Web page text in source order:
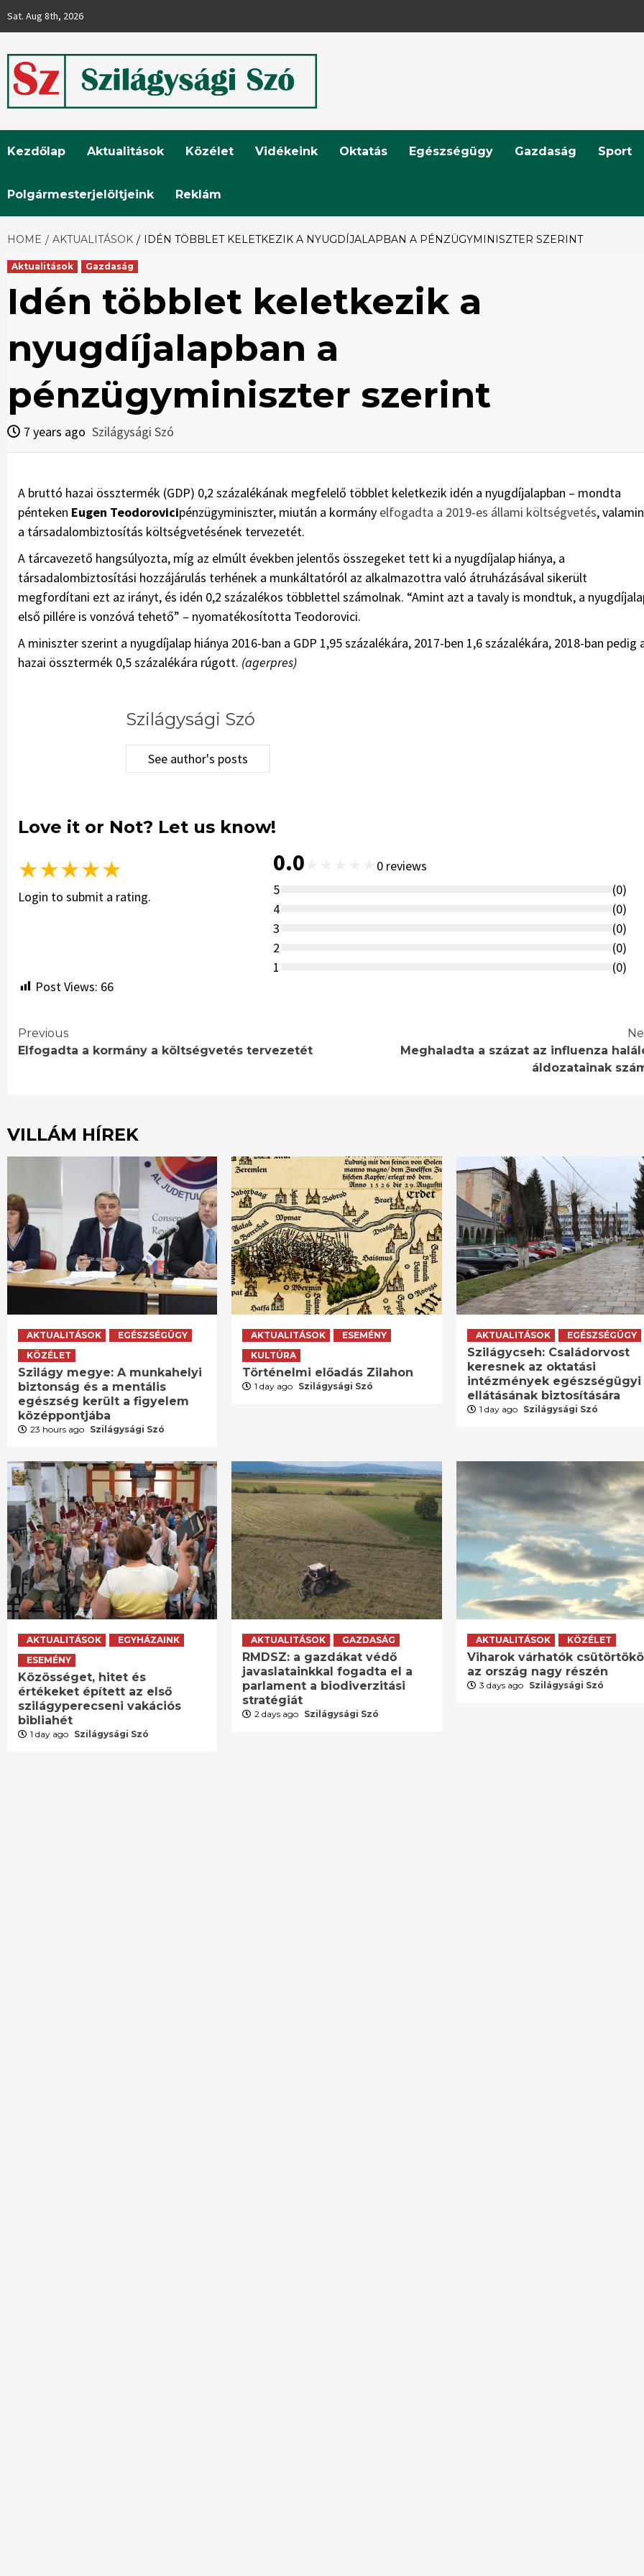
Sat. Aug 8th, 2026
Szilágysági
Szó
Kezdőlap Aktualitások Közélet Vidékeink Oktatás Egészségügy Gazdaság Sport
Polgármesterjelöltjeink Reklám
HOME AKTUALITÁSOK IDÉN TÖBBLET KELETKEZIK A NYUGDÍJALAPBAN A PÉNZÜGYMINISZTER SZERINT
Aktualitások Gazdaság
Idén többlet keletkezik a
nyugdíjalapban a
pénzügyminiszter szerint
7 years ago Szilágysági Szó
A bruttó hazai össztermék (GDP) 0,2 százalékának megfelelő többlet keletkezik idén a nyugdíjalapban – mondta
pénteken Eugen Teodorovicipénzügyminiszter, miután a kormány elfogadta a 2019-es állami költségvetés,
a társadalombiztosítás költségvetésének tervezetét.
A tárcavezető hangsúlyozta, míg az elmúlt években jelentős összegeket tett ki a nyugdíjalap hiánya, a
társadalombiztosítási hozzájárulás terhének a munkáltatóról az alkalmazottra való átruházásával sikerült
megfordítani ezt az irányt, és idén 0,2 százalékos többlettel számolnak. “Amint azt a tavaly is mondtuk, a
első pillére is vonzóvá tehető” – nyomatékosította Teodorovici.
A miniszter szerint a nyugdíjalap hiánya 2016-ban a GDP 1,95 százalékára, 2017-ben 1,6 százalékára, 2018-ban pedig
hazai össztermék 0,5 százalékára rúgott. (agerpres)
Szilágysági Szó
See author's posts
Love it or Not? Let us know!
★★★★★
Login to submit a rating.
0.0 0 reviews
5
(0)
4
(0)
3
(0)
2
(0)
1
(0)
Post Views: 66
Continue
Previous
Elfogadta a kormány a költségvetés tervezetét
Meghaladta a százat az influenza
áldozatainak
VILLÁM HÍREK
AKTUALITÁSOK
EGÉSZSÉGÜGY
KÖZÉLET
Szilágy megye: A munkahelyi
biztonság és a mentális
egészség került a figyelem
középpontjába
23 hours ago Szilágysági Szó
AKTUALITÁSOK
ESEMÉNY
KULTÚRA
Történelmi előadás Zilahon
1 day ago Szilágysági Szó
AKTUALITÁSOK EGÉSZSÉGÜGY
Szilágycseh: Családorvost
keresnek az oktatási
intézmények egészségügyi
ellátásának biztosítására
1 day ago Szilágysági Szó
AKTUALITÁSOK
EGYHÁZAINK
ESEMÉNY
Közösséget, hitet és
értékeket épített az első
szilágyperecseni vakációs
bibliahét
1 day ago Szilágysági Szó
AKTUALITÁSOK GAZDASÁG
RMDSZ: a gazdákat védő
javaslatainkkal fogadta el a
parlament a biodiverzitási
stratégiát
2 days ago Szilágysági Szó
AKTUALITÁSOK KÖZÉLET
Viharok várhatók
az ország nagy részén
3 days ago Szilágysági Szó